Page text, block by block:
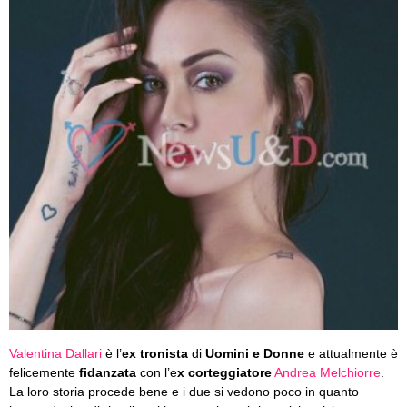
Valentina Dallari è l’ex tronista di Uomini e Donne e attualmente è
felicemente fidanzata con l’ex corteggiatoreAndrea Melchiorre
La loro storia procede bene e i due si vedono poco in quanto